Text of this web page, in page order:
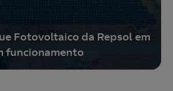
Fotovoltaico da Repsol em
funcionamento